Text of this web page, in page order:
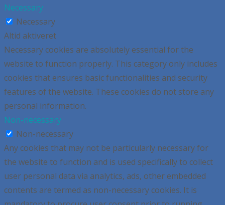
Necessary
Necessary
Altid aktiveret
Necessary cookies are absolutely essential for the
website to function properly. This category only includes
cookies that ensures basic functionalities and security
features of the website. These cookies do not store any
personal information.
Non-necessary
Non-necessary
Any cookies that may not be particularly necessary for
the website to function and is used specifically to collect
user personal data via analytics, ads, other embedded
contents are termed as non-necessary cookies. It is